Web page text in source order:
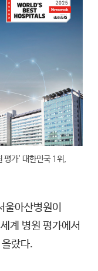
평가' 대한민국 1위,
아산병원이
계 병원 평가에서
랐다.